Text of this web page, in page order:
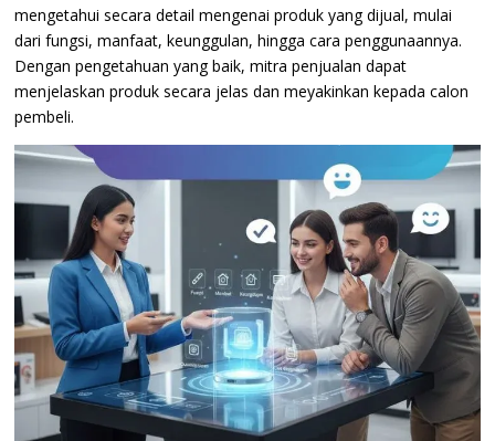
mengetahui secara detail mengenai produk yang dijual, mulai
dari fungsi, manfaat, keunggulan, hingga cara penggunaannya.
Dengan pengetahuan yang baik, mitra penjualan dapat
menjelaskan produk secara jelas dan meyakinkan kepada calon
pembeli.